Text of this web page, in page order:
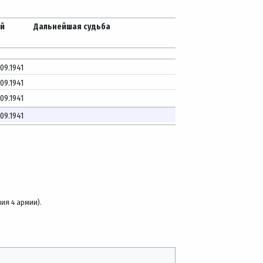
Дальнейшая судьба
4 армии).